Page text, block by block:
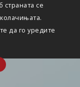
се
да го уредите